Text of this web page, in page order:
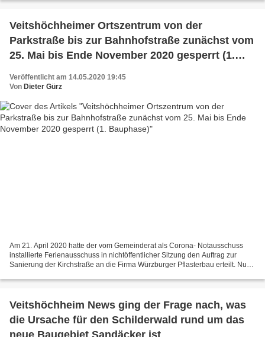
Veitshöchheimer Ortszentrum von der
Parkstraße bis zur Bahnhofstraße zunächst vom
25. Mai bis Ende November 2020 gesperrt (1.
Veröffentlicht am 14.05.2020 19:45
Von Dieter Gürz
Am 21. April 2020 hatte der vom Gemeinderat als Corona- Notausschuss
installierte Ferienausschuss in nichtöffentlicher Sitzung den Auftrag zur
Sanierung der Kirchstraße an die Firma Würzburger Pflasterbau erteilt. Nun
Veitshöchheim News ging der Frage nach, was
die Ursache für den Schilderwald rund um das
neue Baugebiet Sandäcker ist